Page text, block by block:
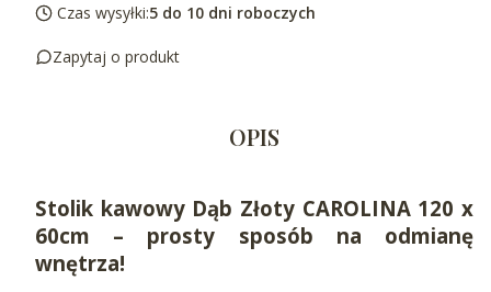
Czas wysyłki:5 do 10 dni roboczych
Zapytaj o produkt
OPIS
Stolik kawowy Dąb Złoty CAROLINA 120 x
60cm – prosty sposób na odmianę
wnętrza!